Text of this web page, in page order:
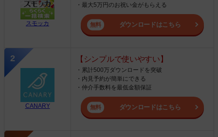
スモッカ
・最大5万円のお祝い金がもらえる
ダウンロードはこちら
CANARY
【シンプルで使いやすい】
・累計500万ダウンロードを突破
・内見予約が簡単にできる
・仲介手数料を最低金額保証
ダウンロードはこちら